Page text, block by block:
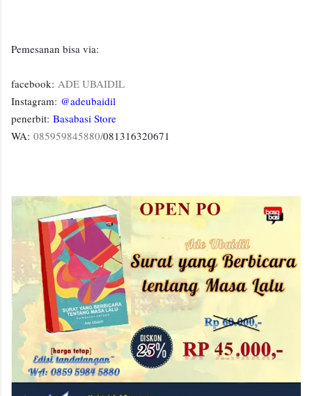
Pemesanan bisa via:
facebook: ADE UBAIDIL
Instagram: @adeubaidil
penerbit: Basabasi Store
WA: 085959845880/081316320671